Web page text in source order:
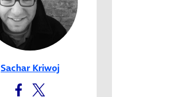
Sachar Kriwoj